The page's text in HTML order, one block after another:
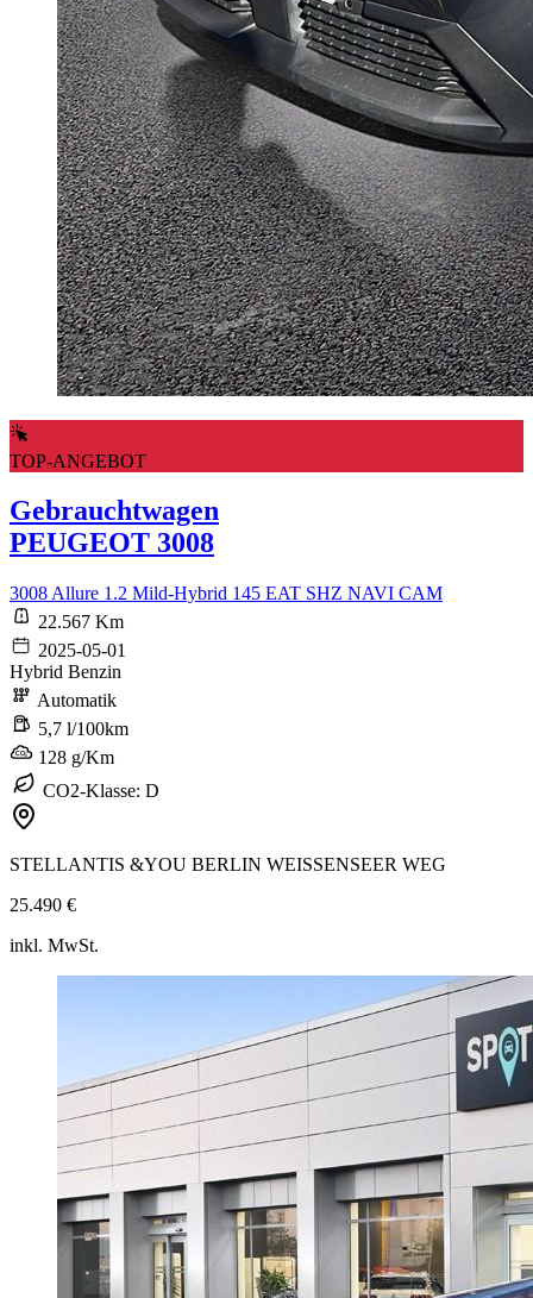
TOP-ANGEBOT
Gebrauchtwagen
PEUGEOT 3008
3008 Allure 1.2 Mild-Hybrid 145 EAT SHZ NAVI CAM
22.567 Km
2025-05-01
Hybrid Benzin
Automatik
5,7 l/100km
128 g/Km
CO2-Klasse: D
STELLANTIS &YOU BERLIN WEISSENSEER WEG
25.490 €
inkl. MwSt.